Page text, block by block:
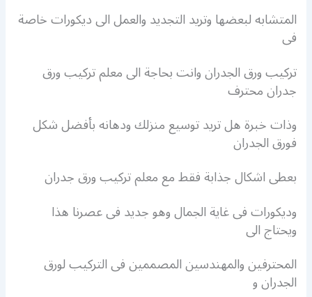
المتشابه لبعضها وتريد التجديد والعمل الى ديكورات خاصة
فى
تركيب ورق الجدران وانت بحاجة الى معلم تركيب ورق
جدران محترف
وذات خبرة هل تريد توسيع منزلك ودهانه بأفضل شكل
فورق الجدران
بعطى اشكال جذابة فقط مع معلم تركيب ورق جدران
وديكورات فى غاية الجمال وهو جديد فى عصرنا هذا
ويحتاج الى
المحترفين والمهندسين المصممين فى التركيب لورق
الجدران و